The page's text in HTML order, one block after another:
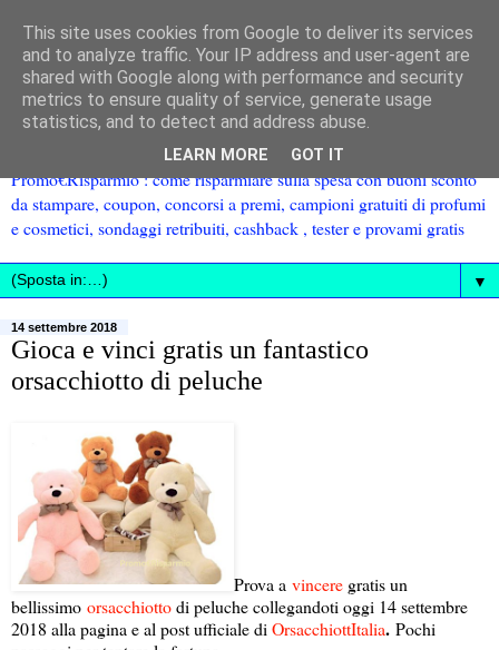
Promo€Risparmio : come risparmiare sulla spesa con buoni sconto
da stampare, coupon, concorsi a premi, campioni gratuiti di profumi
e cosmetici, sondaggi retribuiti, cashback , tester e provami gratis
▼
14 settembre 2018
Gioca e vinci gratis un fantastico
orsacchiotto di peluche
Prova a vincere gratis un
bellissimo orsacchiottodi peluche collegandoti oggi 14 settembre
2018 alla pagina e al post ufficiale di OrsacchiottItalia. Pochi
This site uses cookies from Google to deliver its services
and to analyze traffic. Your IP address and user-agent are
shared with Google along with performance and security
metrics to ensure quality of service, generate usage
statistics, and to detect and address abuse.
LEARN MORE GOT IT